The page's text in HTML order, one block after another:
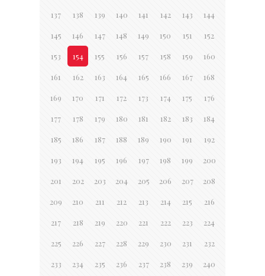
137 138 139 140 141 142 143 144
145 146 147 148 149 150 151 152
153 154 155 156 157 158 159 160
161 162 163 164 165 166 167 168
169 170 171 172 173 174 175 176
177 178 179 180 181 182 183 184
185 186 187 188 189 190 191 192
193 194 195 196 197 198 199 200
201 202 203 204 205 206 207 208
209 210 211 212 213 214 215 216
217 218 219 220 221 222 223 224
225 226 227 228 229 230 231 232
233 234 235 236 237 238 239 240